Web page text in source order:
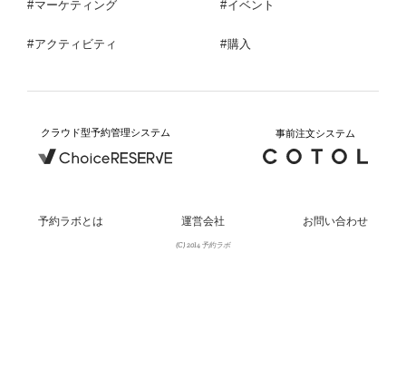
マーケティング イベント
アクティビティ 購入
クラウド型予約管理システム 事前注文システム
予約ラボとは 運営会社 お問い合わせ
(C) 2014 予約ラボ